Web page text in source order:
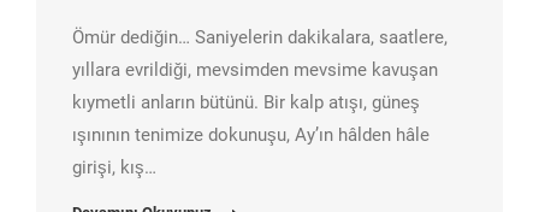
Ömür dediğin… Saniyelerin dakikalara, saatlere,
yıllara evrildiği, mevsimden mevsime kavuşan
kıymetli anların bütünü. Bir kalp atışı, güneş
ışınının tenimize dokunuşu, Ay’ın hâlden hâle
girişi, kış…